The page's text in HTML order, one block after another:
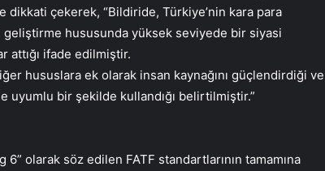
dikkati çekerek, “Bildiride, Türkiye’nin kara para
hususunda yüksek seviyede bir siyasi
attığı ifade edilmiştir.
hususlara ek olarak insan kaynağını güçlendirdiği ve
uyumlu bir şekilde kullandığı belirtilmiştir.”
olarak söz edilen FATF standartlarının tamamına